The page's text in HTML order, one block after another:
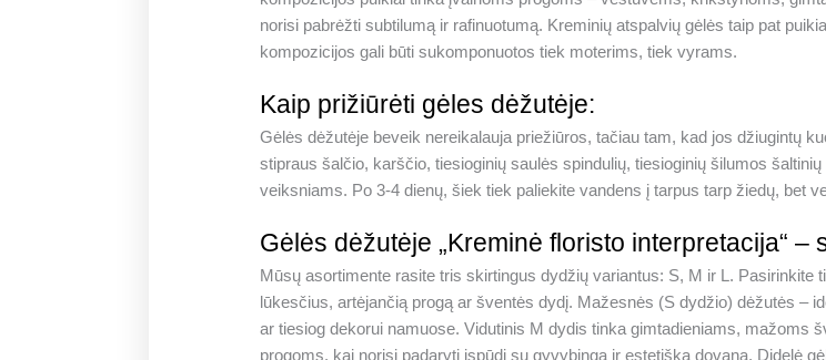
norisi pabrėžti subtilumą ir rafinuotumą. Kreminių atspalvių gėlės taip pat
kompozicijos gali būti sukomponuotos tiek moterims, tiek vyrams.
Kaip prižiūrėti gėles dėžutėje:
Gėlės dėžutėje beveik nereikalauja priežiūros, tačiau tam, kad jos džiugintų
stipraus šalčio, karščio, tiesioginių saulės spindulių, tiesioginių šilumos
veiksniams. Po 3-4 dienų, šiek tiek paliekite vandens į tarpus tarp žiedų, bet
Gėlės dėžutėje „Kreminė floristo interpretacija“ –
Mūsų asortimente rasite tris skirtingus dydžių variantus: S, M ir L. Pasirinkite
lūkesčius, artėjančią progą ar šventės dydį. Mažesnės (S dydžio) dėžutės –
ar tiesiog dekorui namuose. Vidutinis M dydis tinka gimtadieniams, mažoms
progoms, kai norisi padaryti įspūdį su gyvybinga ir estetiška dovana. Didelė